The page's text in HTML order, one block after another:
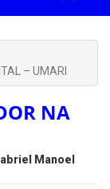
– UMARI
NA
Manoel